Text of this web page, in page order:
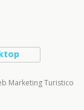
Marketing Turistico